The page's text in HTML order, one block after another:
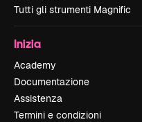
Tutti gli strumenti Magnific
Inizia
Academy
Documentazione
Assistenza
Termini e condizioni